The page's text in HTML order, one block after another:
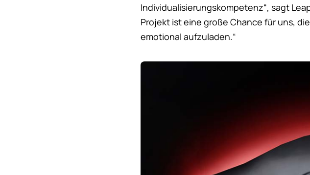
Individualisierungskompetenz“, sagt
Projekt ist eine große Chance für uns,
emotional aufzuladen.“